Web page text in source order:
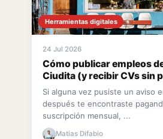
Herramientas digitales
24 Jul 2026
Cómo publicar empleos
Ciudita (y recibir CVs sin
Si alguna vez pusiste un aviso
después te encontraste
suscripción mensual, ...
Matias Difabio